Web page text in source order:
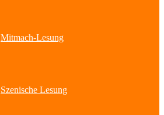
Mitmach-Lesung
Szenische Lesung